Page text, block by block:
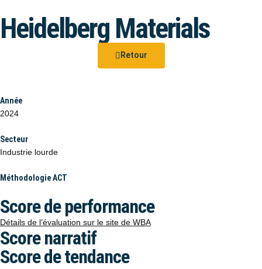
Heidelberg Materials
Retour
Année
2024
Secteur
Industrie lourde
Méthodologie ACT
Score de performance
Détails de l’évaluation sur le site de WBA
Score narratif
Score de tendance